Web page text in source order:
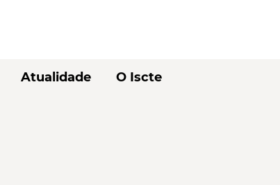
Atualidade O Iscte